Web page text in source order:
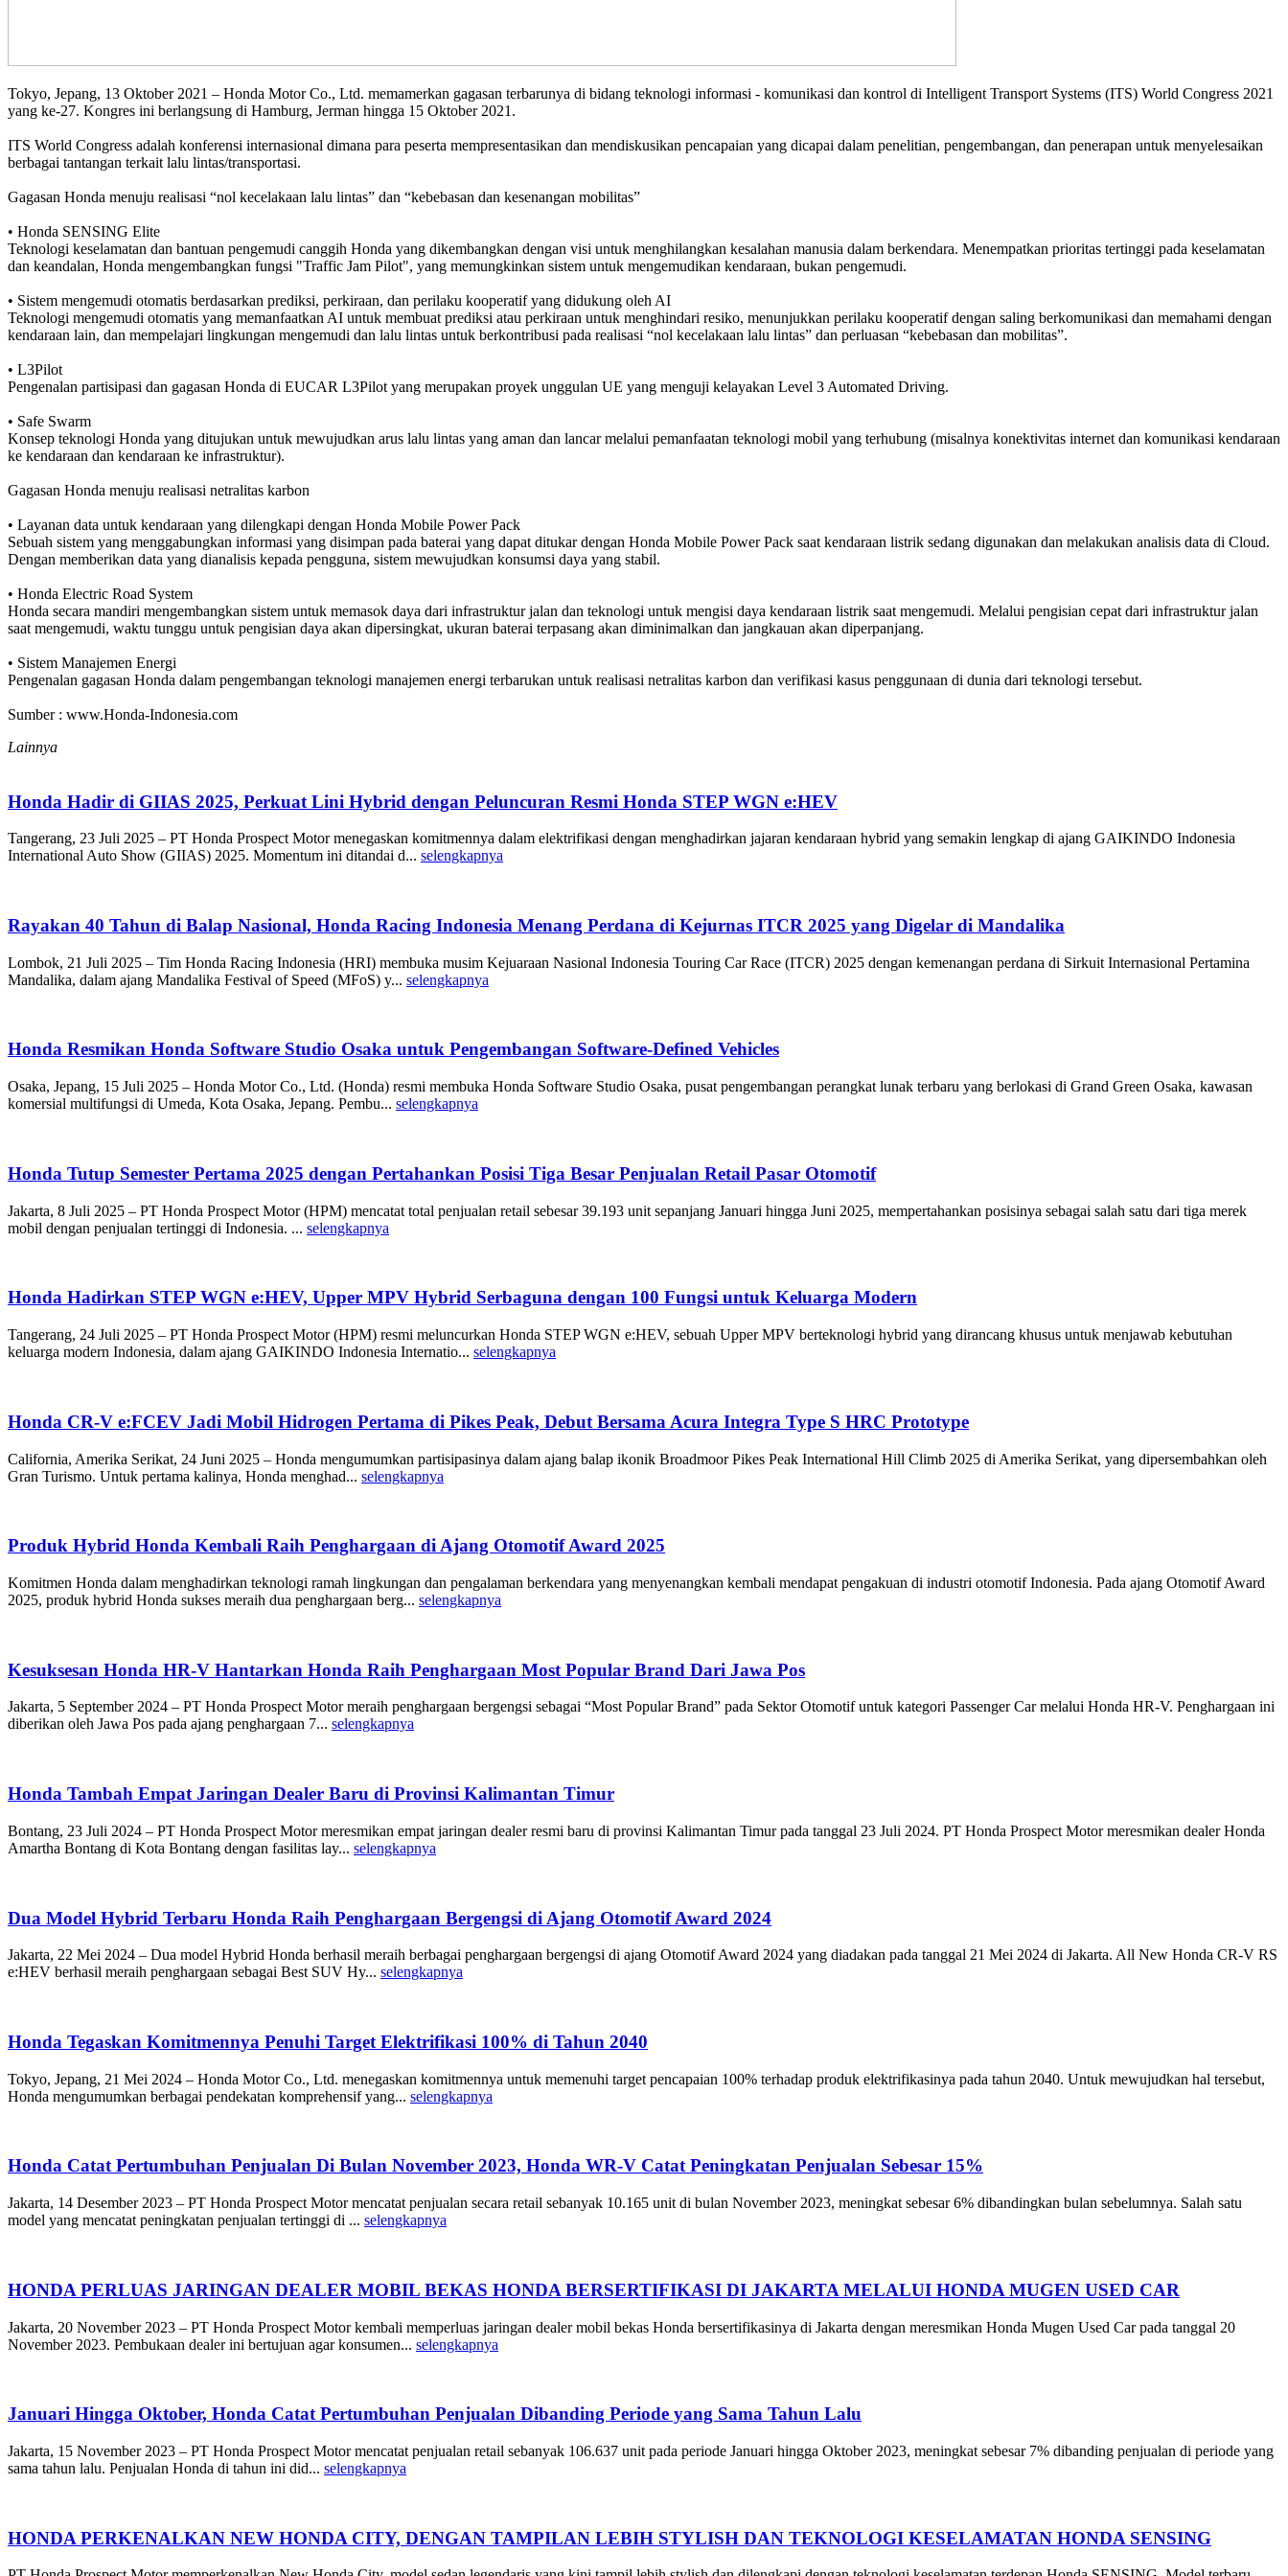
Tokyo, Jepang, 13 Oktober 2021 – Honda Motor Co., Ltd. memamerkan gagasan terbarunya di bidang teknologi informasi - komunikasi dan kontrol di Intelligent Transport Systems (ITS) World Congress 2021
yang ke-27. Kongres ini berlangsung di Hamburg, Jerman hingga 15 Oktober 2021.
ITS World Congress adalah konferensi internasional dimana para peserta mempresentasikan dan mendiskusikan pencapaian yang dicapai dalam penelitian, pengembangan, dan penerapan untuk menyelesaikan
berbagai tantangan terkait lalu lintas/transportasi.
Gagasan Honda menuju realisasi “nol kecelakaan lalu lintas” dan “kebebasan dan kesenangan mobilitas”
• Honda SENSING Elite
Teknologi keselamatan dan bantuan pengemudi canggih Honda yang dikembangkan dengan visi untuk menghilangkan kesalahan manusia dalam berkendara. Menempatkan prioritas tertinggi pada keselamatan
dan keandalan, Honda mengembangkan fungsi "Traffic Jam Pilot", yang memungkinkan sistem untuk mengemudikan kendaraan, bukan pengemudi.
• Sistem mengemudi otomatis berdasarkan prediksi, perkiraan, dan perilaku kooperatif yang didukung oleh AI
Teknologi mengemudi otomatis yang memanfaatkan AI untuk membuat prediksi atau perkiraan untuk menghindari resiko, menunjukkan perilaku kooperatif dengan saling berkomunikasi dan memahami dengan
kendaraan lain, dan mempelajari lingkungan mengemudi dan lalu lintas untuk berkontribusi pada realisasi “nol kecelakaan lalu lintas” dan perluasan “kebebasan dan mobilitas”.
• L3Pilot
Pengenalan partisipasi dan gagasan Honda di EUCAR L3Pilot yang merupakan proyek unggulan UE yang menguji kelayakan Level 3 Automated Driving.
• Safe Swarm
Konsep teknologi Honda yang ditujukan untuk mewujudkan arus lalu lintas yang aman dan lancar melalui pemanfaatan teknologi mobil yang terhubung (misalnya konektivitas internet dan komunikasi kendaraan
ke kendaraan dan kendaraan ke infrastruktur).
Gagasan Honda menuju realisasi netralitas karbon
• Layanan data untuk kendaraan yang dilengkapi dengan Honda Mobile Power Pack
Sebuah sistem yang menggabungkan informasi yang disimpan pada baterai yang dapat ditukar dengan Honda Mobile Power Pack saat kendaraan listrik sedang digunakan dan melakukan analisis data di Cloud.
Dengan memberikan data yang dianalisis kepada pengguna, sistem mewujudkan konsumsi daya yang stabil.
• Honda Electric Road System
Honda secara mandiri mengembangkan sistem untuk memasok daya dari infrastruktur jalan dan teknologi untuk mengisi daya kendaraan listrik saat mengemudi. Melalui pengisian cepat dari infrastruktur jalan
saat mengemudi, waktu tunggu untuk pengisian daya akan dipersingkat, ukuran baterai terpasang akan diminimalkan dan jangkauan akan diperpanjang.
• Sistem Manajemen Energi
Pengenalan gagasan Honda dalam pengembangan teknologi manajemen energi terbarukan untuk realisasi netralitas karbon dan verifikasi kasus penggunaan di dunia dari teknologi tersebut.
Sumber : www.Honda-Indonesia.com
Lainnya
Honda Hadir di GIIAS 2025, Perkuat Lini Hybrid dengan Peluncuran Resmi Honda STEP WGN e:HEV
Tangerang, 23 Juli 2025 – PT Honda Prospect Motor menegaskan komitmennya dalam elektrifikasi dengan menghadirkan jajaran kendaraan hybrid yang semakin lengkap di ajang GAIKINDO Indonesia
International Auto Show (GIIAS) 2025. Momentum ini ditandai d... selengkapnya
Rayakan 40 Tahun di Balap Nasional, Honda Racing Indonesia Menang Perdana di Kejurnas ITCR 2025 yang Digelar di Mandalika
Lombok, 21 Juli 2025 – Tim Honda Racing Indonesia (HRI) membuka musim Kejuaraan Nasional Indonesia Touring Car Race (ITCR) 2025 dengan kemenangan perdana di Sirkuit Internasional Pertamina
Mandalika, dalam ajang Mandalika Festival of Speed (MFoS) y... selengkapnya
Honda Resmikan Honda Software Studio Osaka untuk Pengembangan Software-Defined Vehicles
Osaka, Jepang, 15 Juli 2025 – Honda Motor Co., Ltd. (Honda) resmi membuka Honda Software Studio Osaka, pusat pengembangan perangkat lunak terbaru yang berlokasi di Grand Green Osaka, kawasan
komersial multifungsi di Umeda, Kota Osaka, Jepang. Pembu... selengkapnya
Honda Tutup Semester Pertama 2025 dengan Pertahankan Posisi Tiga Besar Penjualan Retail Pasar Otomotif
Jakarta, 8 Juli 2025 – PT Honda Prospect Motor (HPM) mencatat total penjualan retail sebesar 39.193 unit sepanjang Januari hingga Juni 2025, mempertahankan posisinya sebagai salah satu dari tiga merek
mobil dengan penjualan tertinggi di Indonesia. ... selengkapnya
Honda Hadirkan STEP WGN e:HEV, Upper MPV Hybrid Serbaguna dengan 100 Fungsi untuk Keluarga Modern
Tangerang, 24 Juli 2025 – PT Honda Prospect Motor (HPM) resmi meluncurkan Honda STEP WGN e:HEV, sebuah Upper MPV berteknologi hybrid yang dirancang khusus untuk menjawab kebutuhan
keluarga modern Indonesia, dalam ajang GAIKINDO Indonesia Internatio... selengkapnya
Honda CR-V e:FCEV Jadi Mobil Hidrogen Pertama di Pikes Peak, Debut Bersama Acura Integra Type S HRC Prototype
California, Amerika Serikat, 24 Juni 2025 – Honda mengumumkan partisipasinya dalam ajang balap ikonik Broadmoor Pikes Peak International Hill Climb 2025 di Amerika Serikat, yang dipersembahkan oleh
Gran Turismo. Untuk pertama kalinya, Honda menghad... selengkapnya
Produk Hybrid Honda Kembali Raih Penghargaan di Ajang Otomotif Award 2025
Komitmen Honda dalam menghadirkan teknologi ramah lingkungan dan pengalaman berkendara yang menyenangkan kembali mendapat pengakuan di industri otomotif Indonesia. Pada ajang Otomotif Award
2025, produk hybrid Honda sukses meraih dua penghargaan berg... selengkapnya
Kesuksesan Honda HR-V Hantarkan Honda Raih Penghargaan Most Popular Brand Dari Jawa Pos
Jakarta, 5 September 2024 – PT Honda Prospect Motor meraih penghargaan bergengsi sebagai “Most Popular Brand” pada Sektor Otomotif untuk kategori Passenger Car melalui Honda HR-V. Penghargaan ini
diberikan oleh Jawa Pos pada ajang penghargaan 7... selengkapnya
Honda Tambah Empat Jaringan Dealer Baru di Provinsi Kalimantan Timur
Bontang, 23 Juli 2024 – PT Honda Prospect Motor meresmikan empat jaringan dealer resmi baru di provinsi Kalimantan Timur pada tanggal 23 Juli 2024. PT Honda Prospect Motor meresmikan dealer Honda
Amartha Bontang di Kota Bontang dengan fasilitas lay... selengkapnya
Dua Model Hybrid Terbaru Honda Raih Penghargaan Bergengsi di Ajang Otomotif Award 2024
Jakarta, 22 Mei 2024 – Dua model Hybrid Honda berhasil meraih berbagai penghargaan bergengsi di ajang Otomotif Award 2024 yang diadakan pada tanggal 21 Mei 2024 di Jakarta. All New Honda CR-V RS
e:HEV berhasil meraih penghargaan sebagai Best SUV Hy... selengkapnya
Honda Tegaskan Komitmennya Penuhi Target Elektrifikasi 100% di Tahun 2040
Tokyo, Jepang, 21 Mei 2024 – Honda Motor Co., Ltd. menegaskan komitmennya untuk memenuhi target pencapaian 100% terhadap produk elektrifikasinya pada tahun 2040. Untuk mewujudkan hal tersebut,
Honda mengumumkan berbagai pendekatan komprehensif yang... selengkapnya
Honda Catat Pertumbuhan Penjualan Di Bulan November 2023, Honda WR-V Catat Peningkatan Penjualan Sebesar 15%
Jakarta, 14 Desember 2023 – PT Honda Prospect Motor mencatat penjualan secara retail sebanyak 10.165 unit di bulan November 2023, meningkat sebesar 6% dibandingkan bulan sebelumnya. Salah satu
model yang mencatat peningkatan penjualan tertinggi di ... selengkapnya
HONDA PERLUAS JARINGAN DEALER MOBIL BEKAS HONDA BERSERTIFIKASI DI JAKARTA MELALUI HONDA MUGEN USED CAR
Jakarta, 20 November 2023 – PT Honda Prospect Motor kembali memperluas jaringan dealer mobil bekas Honda bersertifikasinya di Jakarta dengan meresmikan Honda Mugen Used Car pada tanggal 20
November 2023. Pembukaan dealer ini bertujuan agar konsumen... selengkapnya
Januari Hingga Oktober, Honda Catat Pertumbuhan Penjualan Dibanding Periode yang Sama Tahun Lalu
Jakarta, 15 November 2023 – PT Honda Prospect Motor mencatat penjualan retail sebanyak 106.637 unit pada periode Januari hingga Oktober 2023, meningkat sebesar 7% dibanding penjualan di periode yang
sama tahun lalu. Penjualan Honda di tahun ini did... selengkapnya
HONDA PERKENALKAN NEW HONDA CITY, DENGAN TAMPILAN LEBIH STYLISH DAN TEKNOLOGI KESELAMATAN HONDA SENSING